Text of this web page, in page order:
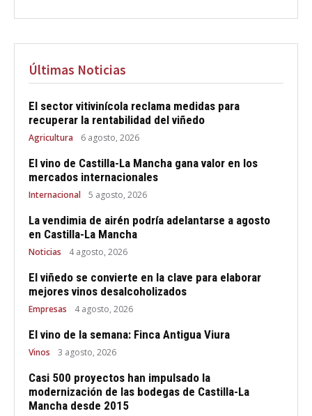
Últimas Noticias
El sector vitivinícola reclama medidas para
recuperar la rentabilidad del viñedo
Agricultura 6 agosto, 2026
El vino de Castilla-La Mancha gana valor en los
mercados internacionales
Internacional 5 agosto, 2026
La vendimia de airén podría adelantarse a agosto
en Castilla-La Mancha
Noticias 4 agosto, 2026
El viñedo se convierte en la clave para elaborar
mejores vinos desalcoholizados
Empresas 4 agosto, 2026
El vino de la semana: Finca Antigua Viura
Vinos 3 agosto, 2026
Casi 500 proyectos han impulsado la
modernización de las bodegas de Castilla-La
Mancha desde 2015